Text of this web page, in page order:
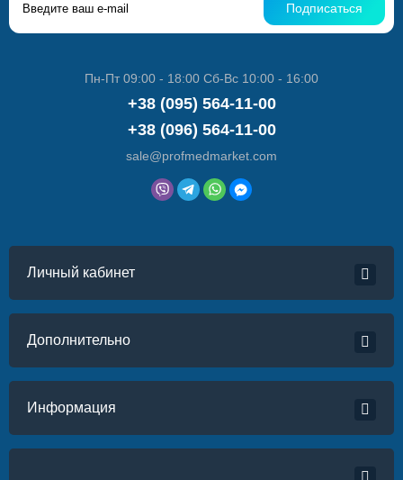
Подписаться
Пн-Пт 09:00 - 18:00 Сб-Вс 10:00 - 16:00
+38 (095) 564-11-00
+38 (096) 564-11-00
sale@profmedmarket.com
Личный кабинет
Дополнительно
Информация